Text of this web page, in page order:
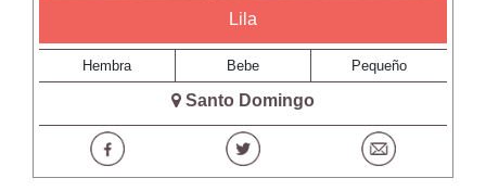
Lila
Hembra Bebe Pequeño
Santo Domingo